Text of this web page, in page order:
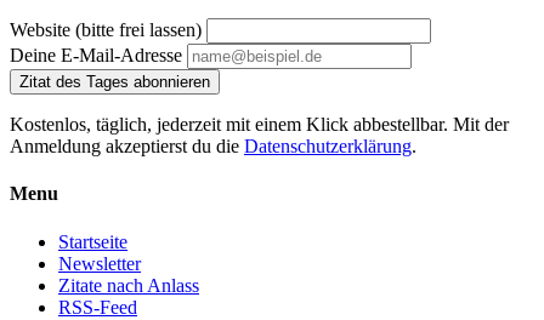
Website (bitte frei lassen)
Deine E-Mail-Adresse
Zitat des Tages abonnieren
Kostenlos, täglich, jederzeit mit einem Klick abbestellbar. Mit der
Anmeldung akzeptierst du die Datenschutzerklärung.
Menu
Startseite
Newsletter
Zitate nach Anlass
RSS-Feed